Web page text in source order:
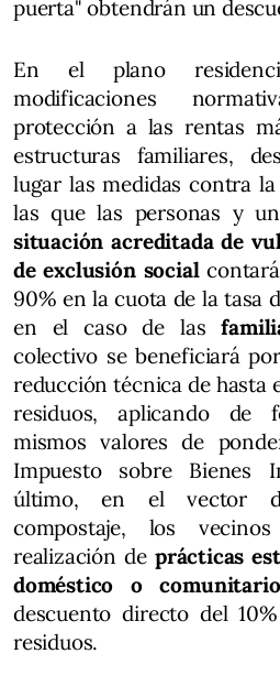
puerta" obtendrán un
En el plano
modificaciones
protección a las rentas
estructuras familiares,
lugar las medidas contra
las que las personas y
situación acreditada de
de exclusión social
90% en la cuota de la tasa
en el caso de las
colectivo se beneficiará
reducción técnica de hasta
residuos, aplicando de
mismos valores de
Impuesto sobre Bienes
último, en el vector
compostaje, los
realización deprácticas
doméstico o comunitario
descuento directo del
residuos.